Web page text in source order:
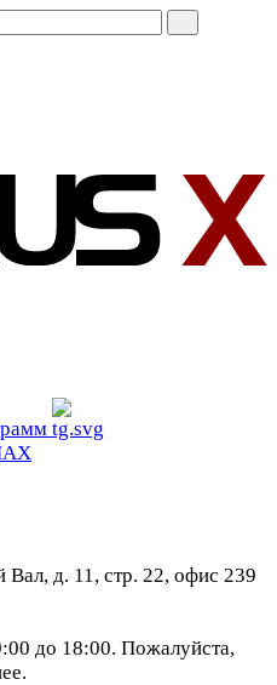
Вал, д. 11, стр. 22, офис 239
до 18:00. Пожалуйста,